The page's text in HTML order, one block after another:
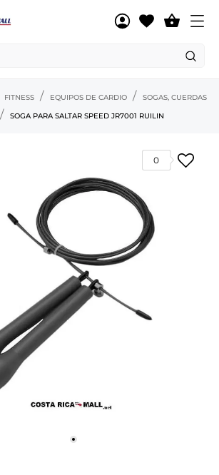

FITNESS EQUIPOS DE CARDIO
SOGAS, CUERDAS
SOGA PARA SALTAR SPEED JR7001 RUILIN
0